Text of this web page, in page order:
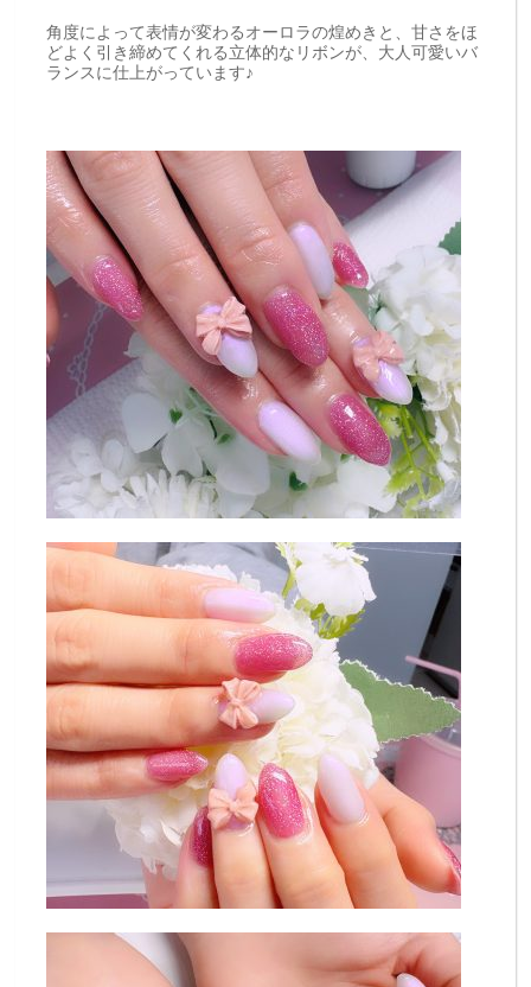
角度によって表情が変わるオーロラの煌めきと、甘さをほ
どよく引き締めてくれる立体的なリボンが、大人可愛いバ
ランスに仕上がっています♪